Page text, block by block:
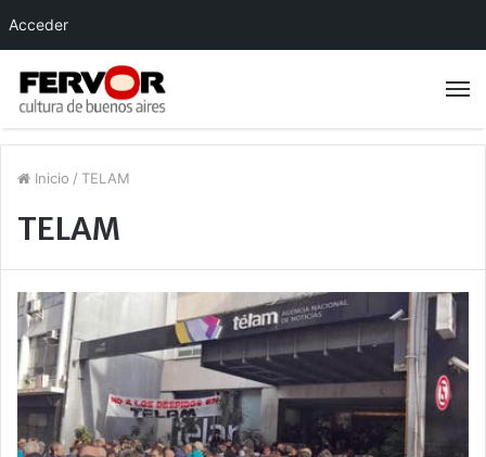
Inicio / TELAM
TELAM
Acceder